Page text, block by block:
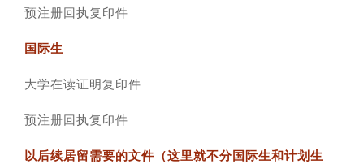
预注册回执复印件
国际生
大学在读证明复印件
预注册回执复印件
以后续居留需要的文件（这里就不分国际生和计划生